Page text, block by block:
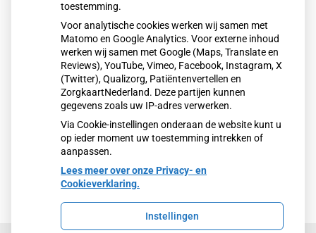
code geel of oranje vanwege sneeuw en bevriezing.
Lees verderover 'Spoedeisende hulp zag dit
weekend meer mensen met heup- en
polsbreuken binnenkomen' op Nationale
zorggids
toestemming.
Voor analytische cookies werken wij samen met
Matomo en Google Analytics. Voor externe inhoud
werken wij samen met Google (Maps, Translate en
Reviews), YouTube, Vimeo, Facebook, Instagram, X
(Twitter), Qualizorg, Patiëntenvertellen en
ZorgkaartNederland. Deze partijen kunnen
gegevens zoals uw IP-adres verwerken.
Via Cookie-instellingen onderaan de website kunt u
op ieder moment uw toestemming intrekken of
aanpassen.
Lees meer over onze Privacy- en
Cookieverklaring.
Instellingen